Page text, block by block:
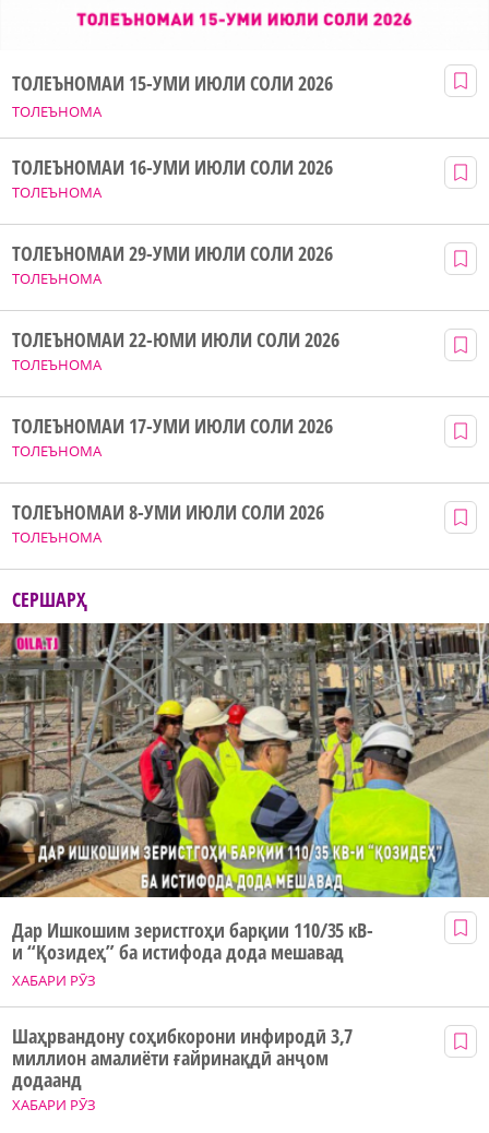
ТОЛЕЪНОМА
ТОЛЕЪНОМАИ 15-УМИ ИЮЛИ СОЛИ 2026
ТОЛЕЪНОМА
ТОЛЕЪНОМАИ 16-УМИ ИЮЛИ СОЛИ 2026
ТОЛЕЪНОМА
ТОЛЕЪНОМАИ 29-УМИ ИЮЛИ СОЛИ 2026
ТОЛЕЪНОМА
ТОЛЕЪНОМАИ 22-ЮМИ ИЮЛИ СОЛИ 2026
ТОЛЕЪНОМА
ТОЛЕЪНОМАИ 17-УМИ ИЮЛИ СОЛИ 2026
ТОЛЕЪНОМА
ТОЛЕЪНОМАИ 8-УМИ ИЮЛИ СОЛИ 2026
СЕРШАРҲ
ХАБАРИ РӮЗ
Дар Ишкошим зеристгоҳи барқии 110/35 кВ-
и “Қозидеҳ” ба истифода дода мешавад
ХАБАРИ РӮЗ
Шаҳрвандону соҳибкорони инфиродӣ 3,7
миллион амалиёти ғайринақдӣ анҷом
додаанд